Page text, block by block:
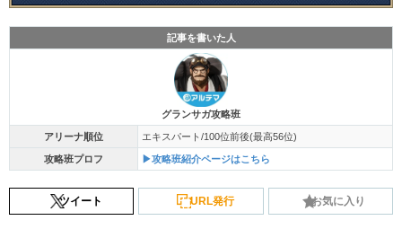
記事を書いた人
グランサガ攻略班
アリーナ順位 エキスパート/100位前後(最高56位)
攻略班プロフ ▶攻略班紹介ページはこちら
ツイート URL発行 お気に入り